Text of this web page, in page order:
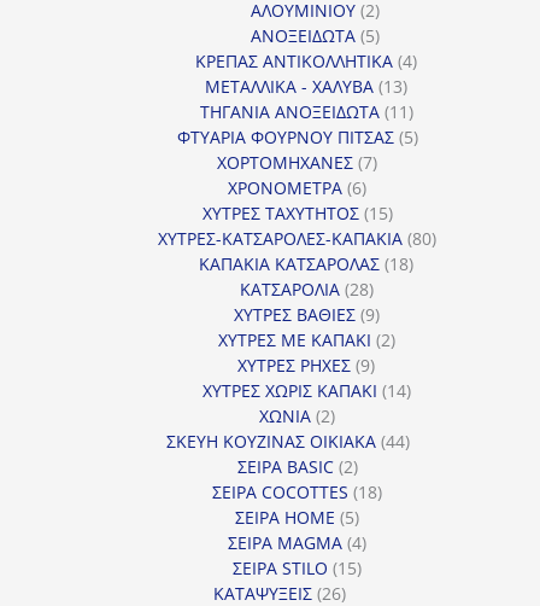
ΑΛΟΥΜΙΝΙΟΥ 22
προϊόντα
ΑΝΟΞΕΙΔΩΤΑ 55
προϊόντα
ΚΡΕΠΑΣ ΑΝΤΙΚΟΛΛΗΤΙΚΑ 44
ΜΕΤΑΛΛΙΚΑ - ΧΑΛΥΒΑ 1313
προϊόντα
ΤΗΓΑΝΙΑ ΑΝΟΞΕΙΔΩΤΑ 1111
προϊόντα
ΦΤΥΑΡΙΑ ΦΟΥΡΝΟΥ ΠΙΤΣΑΣ 55
ΧΟΡΤΟΜΗΧΑΝΕΣ 77
ΧΡΟΝΟΜΕΤΡΑ 66
προϊόντα
ΧΥΤΡΕΣ ΤΑΧΥΤΗΤΟΣ 1515
προϊόντα
ΧΥΤΡΕΣ-ΚΑΤΣΑΡΟΛΕΣ-ΚΑΠΑΚΙΑ 8080
ΚΑΠΑΚΙΑ ΚΑΤΣΑΡΟΛΑΣ 1818
ΚΑΤΣΑΡΟΛΙΑ 2828
προϊόντα
ΧΥΤΡΕΣ ΒΑΘΙΕΣ 99
προϊόντα
ΧΥΤΡΕΣ ΜΕ ΚΑΠΑΚΙ 22
ΧΥΤΡΕΣ ΡΗΧΕΣ 99
προϊόντα
ΧΥΤΡΕΣ ΧΩΡΙΣ ΚΑΠΑΚΙ 1414
ΧΩΝΙΑ 22
προϊόντα
ΣΚΕΥΗ ΚΟΥΖΙΝΑΣ ΟΙΚΙΑΚΑ 4444
ΣΕΙΡΑ BASIC 22
προϊόντα
ΣΕΙΡΑ COCOTTES 1818
ΣΕΙΡΑ HOME 55
προϊόντα
ΣΕΙΡΑ MAGMA 44
προϊόντα
ΣΕΙΡΑ STILO 1515
ΚΑΤΑΨΥΞΕΙΣ 2626